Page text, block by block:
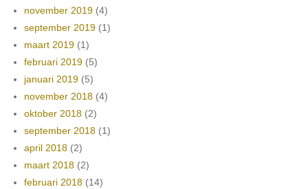
november 2019 (4)
september 2019 (1)
maart 2019 (1)
februari 2019 (5)
januari 2019 (5)
november 2018 (4)
oktober 2018 (2)
september 2018 (1)
april 2018 (2)
maart 2018 (2)
februari 2018 (14)